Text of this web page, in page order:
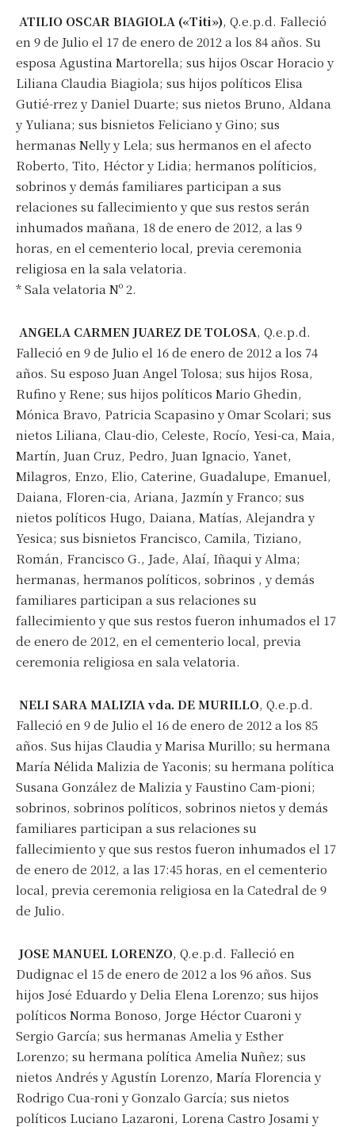
ATILIO OSCAR BIAGIOLA («Titi»), Q.e.p.d. Falleció
en 9 de Julio el 17 de enero de 2012 a los 84 años. Su
esposa Agustina Martorella; sus hijos Oscar Horacio y
Liliana Claudia Biagiola; sus hijos políticos Elisa
Gutié-rrez y Daniel Duarte; sus nietos Bruno, Aldana
y Yuliana; sus bisnietos Feliciano y Gino; sus
hermanas Nelly y Lela; sus hermanos en el afecto
Roberto, Tito, Héctor y Lidia; hermanos políticios,
sobrinos y demás familiares participan a sus
relaciones su fallecimiento y que sus restos serán
inhumados mañana, 18 de enero de 2012, a las 9
horas, en el cementerio local, previa ceremonia
religiosa en la sala velatoria.
* Sala velatoria Nº 2.
ANGELA CARMEN JUAREZ DE TOLOSA, Q.e.p.d.
Falleció en 9 de Julio el 16 de enero de 2012 a los 74
años. Su esposo Juan Angel Tolosa; sus hijos Rosa,
Rufino y Rene; sus hijos políticos Mario Ghedin,
Mónica Bravo, Patricia Scapasino y Omar Scolari; sus
nietos Liliana, Clau-dio, Celeste, Rocío, Yesi-ca, Maia,
Martín, Juan Cruz, Pedro, Juan Ignacio, Yanet,
Milagros, Enzo, Elio, Caterine, Guadalupe, Emanuel,
Daiana, Floren-cia, Ariana, Jazmín y Franco; sus
nietos políticos Hugo, Daiana, Matías, Alejandra y
Yesica; sus bisnietos Francisco, Camila, Tiziano,
Román, Francisco G., Jade, Alaí, Iñaqui y Alma;
hermanas, hermanos políticos, sobrinos , y demás
familiares participan a sus relaciones su
fallecimiento y que sus restos fueron inhumados el 17
de enero de 2012, en el cementerio local, previa
ceremonia religiosa en sala velatoria.
NELI SARA MALIZIA vda. DE MURILLO, Q.e.p.d.
Falleció en 9 de Julio el 16 de enero de 2012 a los 85
años. Sus hijas Claudia y Marisa Murillo; su hermana
María Nélida Malizia de Yaconis; su hermana política
Susana González de Malizia y Faustino Cam-pioni;
sobrinos, sobrinos políticos, sobrinos nietos y demás
familiares participan a sus relaciones su
fallecimiento y que sus restos fueron inhumados el 17
de enero de 2012, a las 17:45 horas, en el cementerio
local, previa ceremonia religiosa en la Catedral de 9
de Julio.
JOSE MANUEL LORENZO, Q.e.p.d. Falleció en
Dudignac el 15 de enero de 2012 a los 96 años. Sus
hijos José Eduardo y Delia Elena Lorenzo; sus hijos
políticos Norma Bonoso, Jorge Héctor Cuaroni y
Sergio García; sus hermanas Amelia y Esther
Lorenzo; su hermana política Amelia Nuñez; sus
nietos Andrés y Agustín Lorenzo, María Florencia y
Rodrigo Cua-roni y Gonzalo García; sus nietos
políticos Luciano Lazaroni, Lorena Castro Josami y